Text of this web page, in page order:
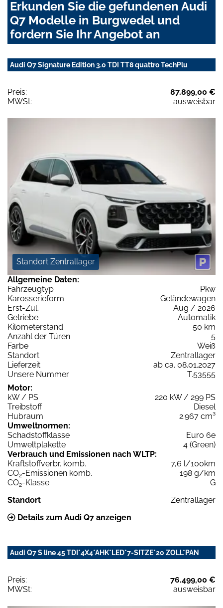
Erkunden Sie die gefundenen Audi
Q7 Modelle in Burgwedel und
fordern Sie Ihr Angebot an
Audi Q7 Signature Edition 3.0 TDI TT8 quattro TechPlu
Preis:
87.899,00 €
MWSt:
ausweisbar
Standort Zentrallager
Allgemeine Daten:
Fahrzeugtyp
Pkw
Karosserieform
Geländewagen
Erst-Zul.
Aug / 2026
Getriebe
Automatik
Kilometerstand
50 km
Anzahl der Türen
5
Farbe
Weiß
Standort
Zentrallager
Lieferzeit
ab ca. 08.01.2027
Unsere Nummer
T.53555
Motor:
kW / PS
220 kW / 299 PS
Treibstoff
Diesel
Hubraum
2.967 cm³
Umweltnormen:
Schadstoffklasse
Euro 6e
Umweltplakette
4 (Green)
Verbrauch und Emissionen nach WLTP:
Kraftstoffverbr. komb.
7,6 l/100km
CO2-Emissionen komb.
198 g/km
CO2-Klasse
G
Standort
Zentrallager
Details zum Audi Q7 anzeigen
Audi Q7 S line 45 TDI*4X4*AHK*LED*7-SITZE*20 ZOLL*PAN
Preis:
76.499,00 €
MWSt:
ausweisbar